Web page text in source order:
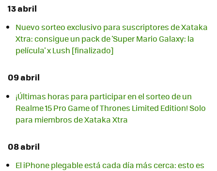
13 abril
Nuevo sorteo exclusivo para suscriptores de Xataka
Xtra: consigue un pack de 'Super Mario Galaxy: la
película' x Lush [finalizado]
09 abril
¡Últimas horas para participar en el sorteo de un
Realme 15 Pro Game of Thrones Limited Edition! Solo
para miembros de Xataka Xtra
08 abril
El iPhone plegable está cada día más cerca: esto es